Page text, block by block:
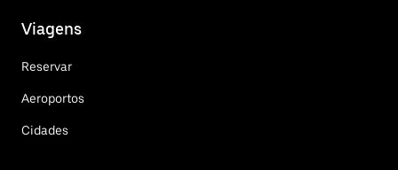
Viagens
Reservar
Aeroportos
Cidades